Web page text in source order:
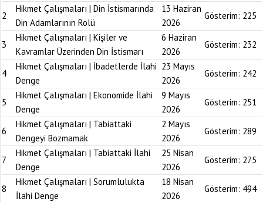
2
Hikmet Çalışmaları | Din İstismarında
Din Adamlarının Rolü
13 Haziran
2026
Gösterim: 225
3
Hikmet Çalışmaları | Kişiler ve
Kavramlar Üzerinden Din İstismarı
6 Haziran
2026
Gösterim: 232
4
Hikmet Çalışmaları | İbadetlerde İlahi
Denge
23 Mayıs
2026
Gösterim: 242
5
Hikmet Çalışmaları | Ekonomide İlahi
Denge
9 Mayıs
2026
Gösterim: 251
6
Hikmet Çalışmaları | Tabiattaki
Dengeyi Bozmamak
2 Mayıs
2026
Gösterim: 289
7
Hikmet Çalışmaları | Tabiattaki İlahi
Denge
25 Nisan
2026
Gösterim: 275
8
Hikmet Çalışmaları | Sorumlulukta
İlahi Denge
18 Nisan
2026
Gösterim: 494